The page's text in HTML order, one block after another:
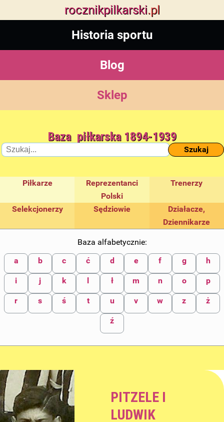
rocznikpilkarski.pl
Historia sportu
Blog
Sklep
Baza piłkarska 1894-1939
Szukaj
Piłkarze
Reprezentanci
Polski
Trenerzy
Selekcjonerzy Sędziowie
Działacze,
Dziennikarze
Baza alfabetycznie:
a
b c ć d e f g h
i j k l ł m n o p
r s ś t u v w z ż
ź
PITZELE I
LUDWIK